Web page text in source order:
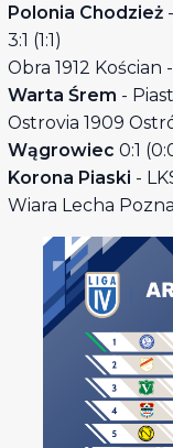
Polonia Chodzież-
3:1 (1:1)
Obra 1912 Kościan -
Warta Śrem -
Ostrovia 1909
Wągrowiec 0:1
Korona Piaski -
Wiara Lecha